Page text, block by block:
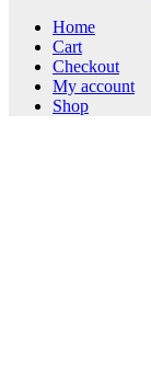
Home
Cart
Checkout
My account
Shop